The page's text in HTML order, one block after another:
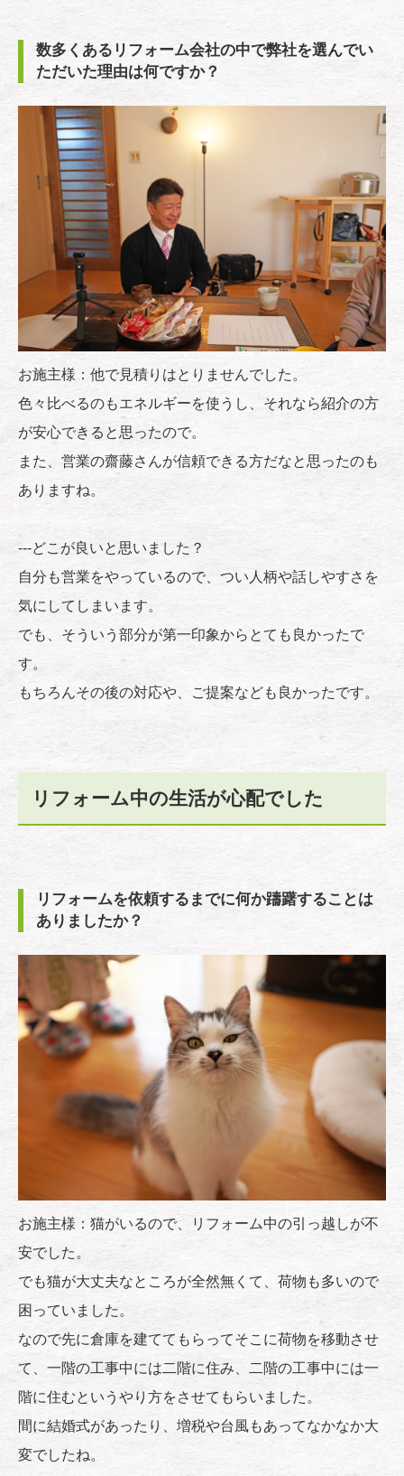
数多くあるリフォーム会社の中で弊社を選んでい
ただいた理由は何ですか？
お施主様：他で見積りはとりませんでした。
色々比べるのもエネルギーを使うし、それなら紹介の方
が安心できると思ったので。
また、営業の齋藤さんが信頼できる方だなと思ったのも
ありますね。
---どこが良いと思いました？
自分も営業をやっているので、つい人柄や話しやすさを
気にしてしまいます。
でも、そういう部分が第一印象からとても良かったで
す。
もちろんその後の対応や、ご提案なども良かったです。
リフォーム中の生活が心配でした
リフォームを依頼するまでに何か躊躇することは
ありましたか？
お施主様：猫がいるので、リフォーム中の引っ越しが不
安でした。
でも猫が大丈夫なところが全然無くて、荷物も多いので
困っていました。
なので先に倉庫を建ててもらってそこに荷物を移動させ
て、一階の工事中には二階に住み、二階の工事中には一
階に住むというやり方をさせてもらいました。
間に結婚式があったり、増税や台風もあってなかなか大
変でしたね。